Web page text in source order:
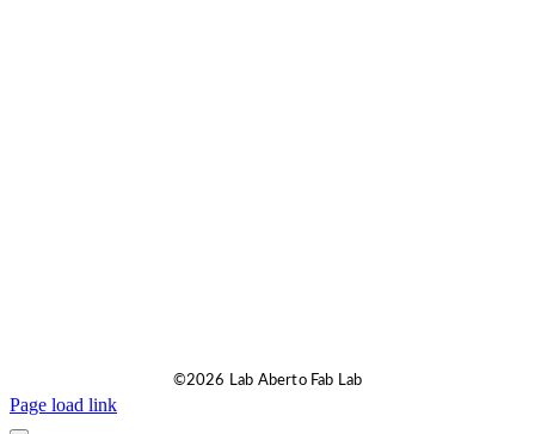
©2026 Lab Aberto Fab Lab
Page load link